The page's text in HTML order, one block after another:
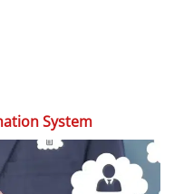
System